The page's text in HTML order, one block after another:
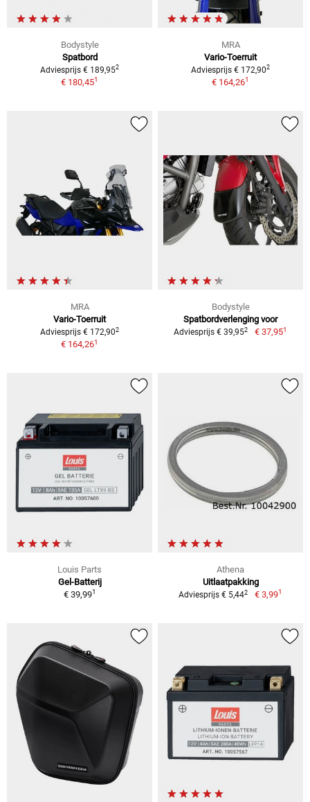
Bodystyle
Spatbord
Adviesprijs € 189,952
€ 180,451
MRA
Vario-Toerruit
Adviesprijs € 172,902
€ 164,261
MRA
Vario-Toerruit
Adviesprijs € 172,902
€ 164,261
Bodystyle
Spatbordverlenging voor
Adviesprijs € 39,952 € 37,951
Louis Parts
Gel-Batterij
€ 39,991
Athena
Uitlaatpakking
Adviesprijs € 5,442 € 3,991